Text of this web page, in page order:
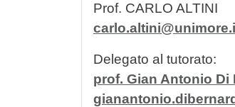
Prof. CARLO ALTINI
Delegato al tutorato:
prof. Gian Antonio Di